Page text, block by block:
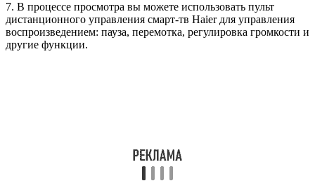
7. В процессе просмотра вы можете использовать пульт
дистанционного управления смарт-тв Haier для управления
воспроизведением: пауза, перемотка, регулировка громкости и
другие функции.